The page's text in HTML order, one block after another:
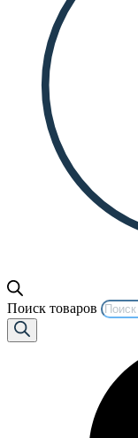
Поиск товаров